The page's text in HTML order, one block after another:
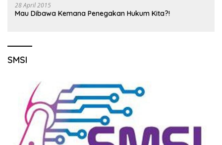
28 April 2015
Mau Dibawa Kemana Penegakan Hukum Kita?!
SMSI